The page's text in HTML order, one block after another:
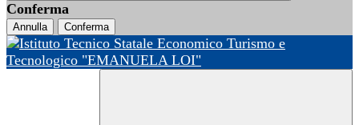
Conferma
Annulla Conferma